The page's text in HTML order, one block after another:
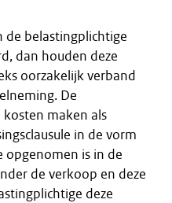
de belastingplichtige
dan houden deze
oorzakelijk verband
De
maken als
in de vorm
opgenomen is in de
de verkoop en deze
deze